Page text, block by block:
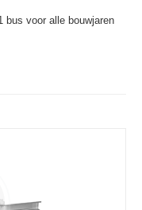
bus voor alle bouwjaren